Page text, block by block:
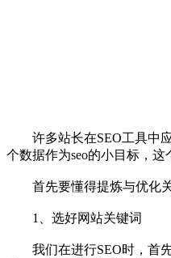
许多站长在SEO工具中应
个数据作为seo的小目标，
首先要懂得提炼与优化关
1、选好网站关键词
我们在进行SEO时，首先